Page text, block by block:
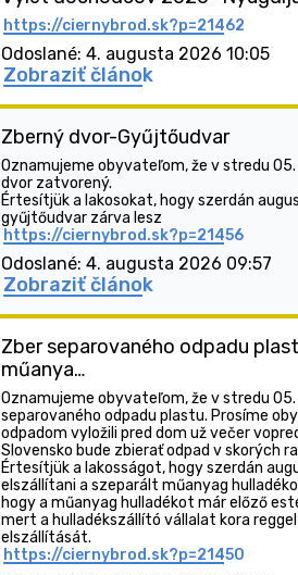
https://ciernybrod.sk?p=21462
Odoslané: 4. augusta 2026 10:05
Zobraziť článok
Zberný dvor-Gyűjtőudvar
Oznamujeme obyvateľom, že v stredu
dvor zatvorený.
Értesítjük a lakosokat, hogy szerdán
gyűjtőudvar zárva lesz
https://ciernybrod.sk?p=21456
Odoslané: 4. augusta 2026 09:57
Zobraziť článok
Zber separovaného odpadu
műanya…
Oznamujeme obyvateľom, že v stredu
separovaného odpadu plastu. Prosíme
odpadom vyložili pred dom už večer
Slovensko bude zbierať odpad v skorých
Értesítjük a lakosságot, hogy szerdán
elszállítani a szeparált műanyag
hogy a műanyag hulladékot már előző
mert a hulladékszállító vállalat kora
elszállítását.
https://ciernybrod.sk?p=21450